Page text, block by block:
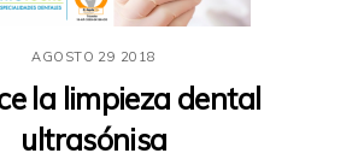
AGOSTO 29 2018
la limpieza dental
ultrasónisa